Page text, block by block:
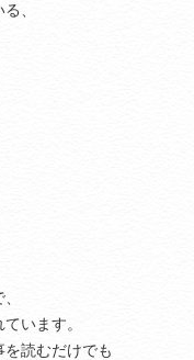
、
います。
読むだけでも